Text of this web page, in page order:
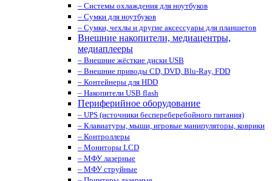
– Системы охлаждения для ноутбуков
– Сумки для ноутбуков
– Сумки, чехлы и другие аксессуары для планшетов
Внешние накопители, медиацентры,
медиаплееры
– Внешние жёсткие диски USB
– Внешние приводы CD, DVD, Blu-Ray, FDD
– Контейнеры для HDD
– Накопители USB flash
Периферийное оборудование
– UPS (источники беспереберебойного питания)
– Клавиатуры, мыши, игровые манипуляторы, коврики
– Контроллеры
– Мониторы LCD
– МФУ лазерные
– МФУ струйные